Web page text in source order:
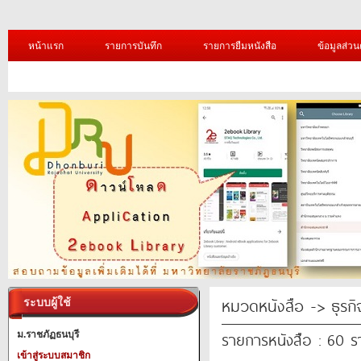
หน้าแรก รายการบันทึก รายการยืมหนังสือ ข้อมูลส่ว
ระบบผู้ใช้
ม.ราชภัฏธนบุรี
เข้าสู่ระบบสมาชิก
หมวดหนังสือ -> ธุรกิ
รายการหนังสือ : 60 ร